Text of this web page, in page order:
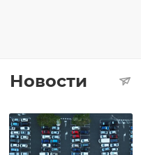
Новости